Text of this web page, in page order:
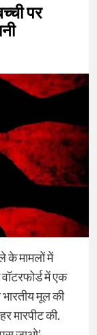
पर
के मामलों में
में एक
मूल की
मारपीट की.